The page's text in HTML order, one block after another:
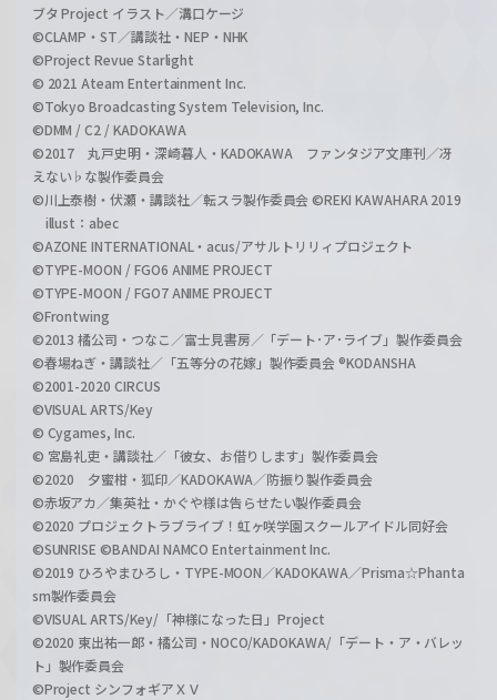
ブタ Project イラスト／溝口ケージ
©CLAMP・ST／講談社・NEP・NHK
©Project Revue Starlight
© 2021 Ateam Entertainment Inc.
©Tokyo Broadcasting System Television, Inc.
©DMM / C2 / KADOKAWA
©2017 丸戸史明・深崎暮人・KADOKAWA ファンタジア文庫刊／冴
えない♭な製作委員会
©川上泰樹・伏瀬・講談社／転スラ製作委員会 ©REKI KAWAHARA 2019
illust：abec
©AZONE INTERNATIONAL・acus/アサルトリリィプロジェクト
©TYPE-MOON / FGO6 ANIME PROJECT
©TYPE-MOON / FGO7 ANIME PROJECT
©Frontwing
©2013 橘公司・つなこ／富士見書房／「デート･ア･ライブ」製作委員会
©春場ねぎ・講談社／「五等分の花嫁」製作委員会 ®KODANSHA
©2001-2020 CIRCUS
©VISUAL ARTS/Key
© Cygames, Inc.
© 宮島礼吏・講談社／「彼女、お借りします」製作委員会
©2020 夕蜜柑・狐印／KADOKAWA／防振り製作委員会
©赤坂アカ／集英社・かぐや様は告らせたい製作委員会
©2020 プロジェクトラブライブ！虹ヶ咲学園スクールアイドル同好会
©SUNRISE ©BANDAI NAMCO Entertainment Inc.
©2019 ひろやまひろし・TYPE-MOON／KADOKAWA／Prisma☆Phanta
sm製作委員会
©VISUAL ARTS/Key/「神様になった日」Project
©2020 東出祐一郎・橘公司・NOCO/KADOKAWA/「デート・ア・バレッ
ト」製作委員会
©Project シンフォギアＸＶ